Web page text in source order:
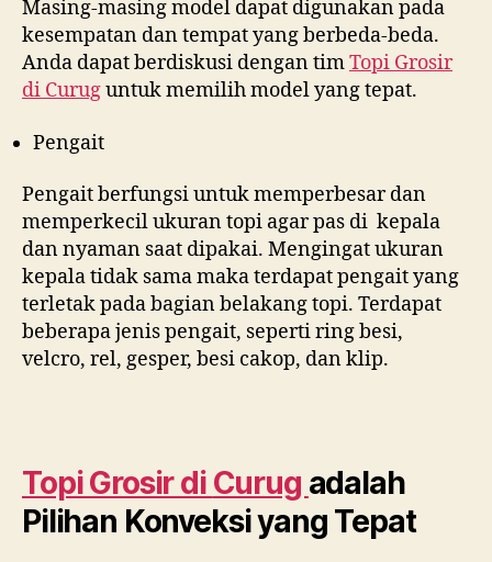
Masing-masing model dapat digunakan pada
kesempatan dan tempat yang berbeda-beda.
Anda dapat berdiskusi dengan timTopi Grosir
di Curuguntuk memilih model yang tepat.
Pengait
Pengait berfungsi untuk memperbesar dan
memperkecil ukuran topi agar pas di kepala
dan nyaman saat dipakai. Mengingat ukuran
kepala tidak sama maka terdapat pengait yang
terletak pada bagian belakang topi. Terdapat
beberapa jenis pengait, seperti ring besi,
velcro, rel, gesper, besi cakop, dan klip.
Topi Grosir di Curug adalah
Pilihan Konveksi yang Tepat